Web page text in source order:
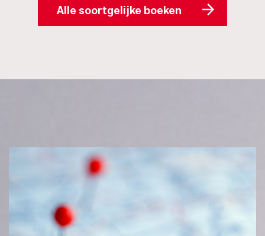
Alle soortgelijke boeken